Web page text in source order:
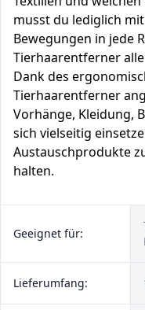
musst du lediglich
Bewegungen in jede
Tierhaarentferner
Dank des
Tierhaarentferner
Vorhänge, Kleidung,
sich vielseitig
Austauschprodukte
halten.
Geeignet für:
Lieferumfang: